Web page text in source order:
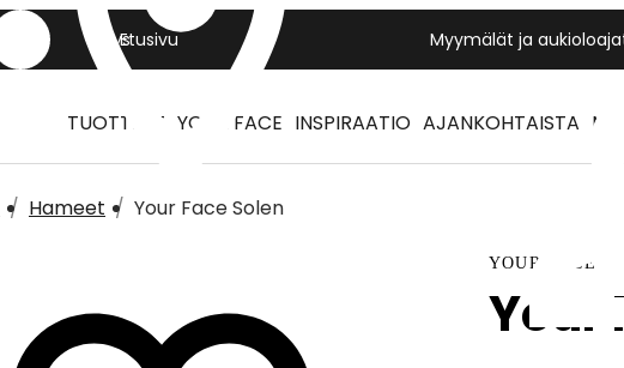
Etusivu
Yritys Myymälät ja
TUOTTEET YOUR FACE INSPIRAATIO AJANKOHTAISTA
Hameet Your Face Solen
YOUR FACE
Your